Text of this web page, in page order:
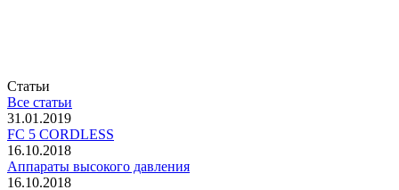
Статьи
Все статьи
31.01.2019
FC 5 CORDLESS
16.10.2018
Аппараты высокого давления
16.10.2018